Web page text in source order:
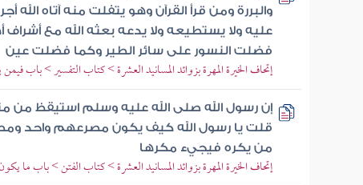
والبررة ومن قرأ القرآن وهو يتفلت منه آتاه الله
عليه ولا يستطيعه ولا يدعه بعثه الله مع أشراف
فضلت النسور على سائر الطير وكما فضلت عين
إتحاف الخيرة المهرة بزوائد المسانيد العشرة > كتاب التفسير > باب فيمن
إن رسول الله صلى الله عليه وسلم استيقظ من
قلت يا رسول الله كيف يكون مصرعهم واحد
من يكره فيجيء مكرها
إتحاف الخيرة المهرة بزوائد المسانيد العشرة > كتاب الفتن > باب